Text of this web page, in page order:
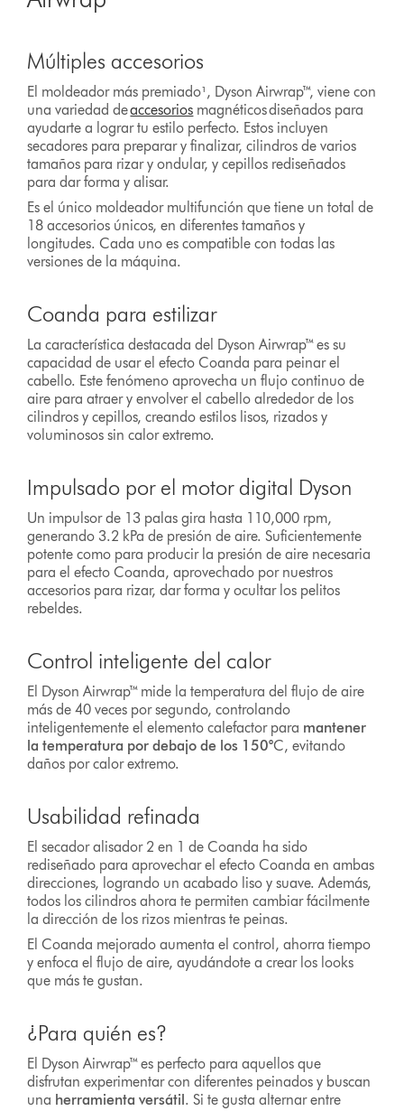
Múltiples accesorios
El moldeador más premiado¹, Dyson Airwrap™, viene con
una variedad deaccesorios magnéticos diseñados para
ayudarte a lograr tu estilo perfecto. Estos incluyen
secadores para preparar y finalizar, cilindros de varios
tamaños para rizar y ondular, y cepillos rediseñados
para dar forma y alisar.
Es el único moldeador multifunción que tiene un total de
18 accesorios únicos, en diferentes tamaños y
longitudes. Cada uno es compatible con todas las
versiones de la máquina.
Coanda para estilizar
La característica destacada del Dyson Airwrap™ es su
capacidad de usar el efecto Coanda para peinar el
cabello. Este fenómeno aprovecha un flujo continuo de
aire para atraer y envolver el cabello alrededor de los
cilindros y cepillos, creando estilos lisos, rizados y
voluminosos sin calor extremo.
Impulsado por el motor digital Dyson
Un impulsor de 13 palas gira hasta 110,000 rpm,
generando 3.2 kPa de presión de aire. Suficientemente
potente como para producir la presión de aire necesaria
para el efecto Coanda, aprovechado por nuestros
accesorios para rizar, dar forma y ocultar los pelitos
rebeldes.
Control inteligente del calor
El Dyson Airwrap™ mide la temperatura del flujo de aire
más de 40 veces por segundo, controlando
inteligentemente el elemento calefactor para mantener
la temperatura por debajo de los 150°C, evitando
daños por calor extremo.
Usabilidad refinada
El secador alisador 2 en 1 de Coanda ha sido
rediseñado para aprovechar el efecto Coanda en ambas
direcciones, logrando un acabado liso y suave. Además,
todos los cilindros ahora te permiten cambiar fácilmente
la dirección de los rizos mientras te peinas.
El Coanda mejorado aumenta el control, ahorra tiempo
y enfoca el flujo de aire, ayudándote a crear los looks
que más te gustan.
¿Para quién es?
El Dyson Airwrap™ es perfecto para aquellos que
disfrutan experimentar con diferentes peinados y buscan
una herramienta versátil. Si te gusta alternar entre